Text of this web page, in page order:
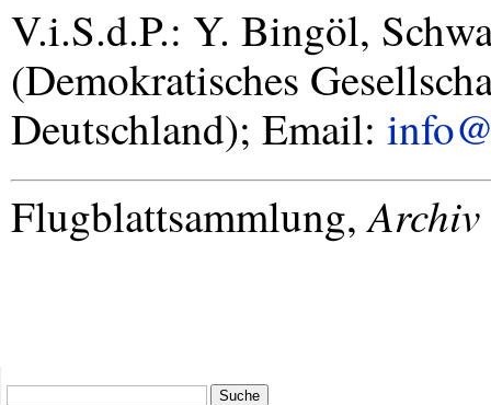
V.i.S.d.P.: Y. Bingöl,
(Demokratisches
Deutschland); Email:
Flugblattsammlung,Archiv
Suche